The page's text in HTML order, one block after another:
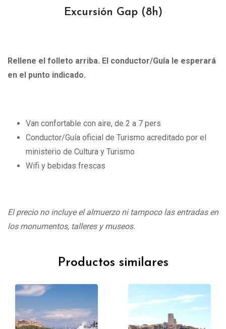
Excursión Gap (8h)
Rellene el folleto arriba. El conductor/Guía le esperará
en el punto indicado.
Van confortable con aire, de 2 a 7 pers
Conductor/Guía oficial de Turismo acreditado por el
ministerio de Cultura y Turismo
Wifi y bebidas frescas
El precio no incluye el almuerzo ni tampoco las entradas en
los monumentos, talleres y museos.
Productos similares